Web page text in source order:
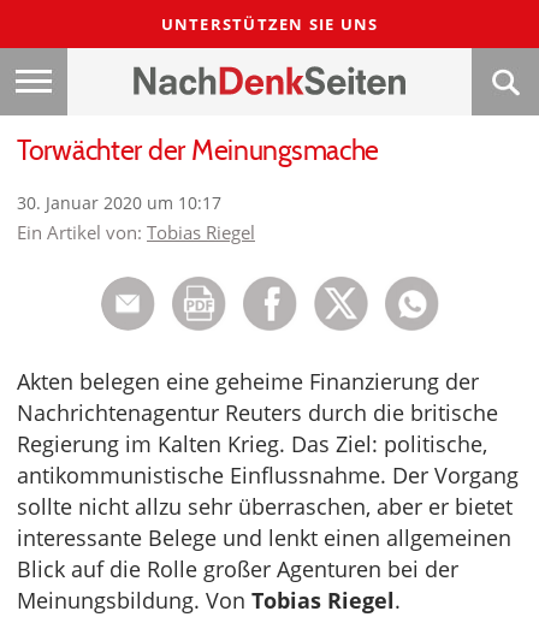
UNTERSTÜTZEN SIE UNS
Torwächter der Meinungsmache
30. Januar 2020 um 10:17
Ein Artikel von: Tobias Riegel
Akten belegen eine geheime Finanzierung der
Nachrichtenagentur Reuters durch die britische
Regierung im Kalten Krieg. Das Ziel: politische,
antikommunistische Einflussnahme. Der Vorgang
sollte nicht allzu sehr überraschen, aber er bietet
interessante Belege und lenkt einen allgemeinen
Blick auf die Rolle großer Agenturen bei der
Meinungsbildung. Von Tobias Riegel.